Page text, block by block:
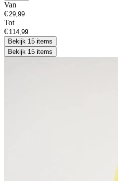
Van
€
Tot
€
Bekijk 15 items
Bekijk 15 items